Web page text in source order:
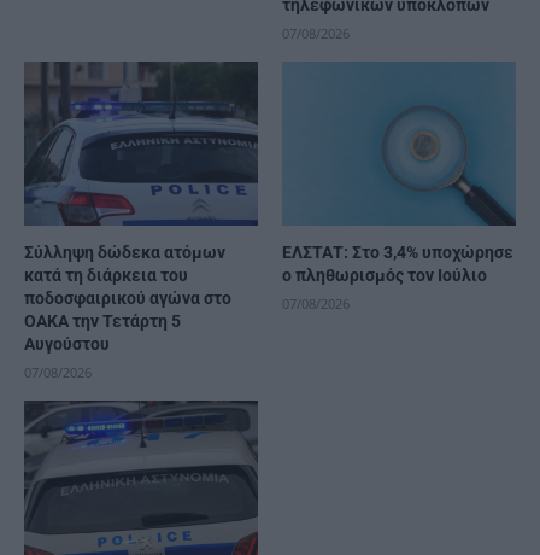
τηλεφωνικών υποκλοπών
07/08/2026
Σύλληψη δώδεκα ατόμων
κατά τη διάρκεια του
ποδοσφαιρικού αγώνα στο
ΟΑΚΑ την Τετάρτη 5
Αυγούστου
07/08/2026
ΕΛΣΤΑΤ: Στο 3,4% υποχώρησε
ο πληθωρισμός τον Ιούλιο
07/08/2026